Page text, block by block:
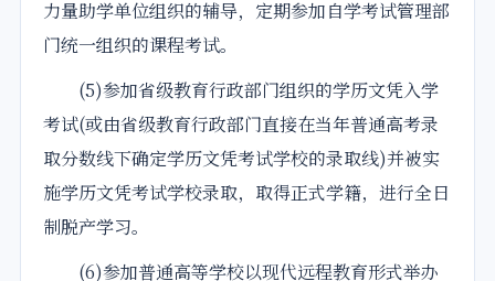
力量助学单位组织的辅导，定期参加自学考试管理部
门统一组织的课程考试。
(5)参加省级教育行政部门组织的学历文凭入学
考试(或由省级教育行政部门直接在当年普通高考录
取分数线下确定学历文凭考试学校的录取线)并被实
施学历文凭考试学校录取，取得正式学籍，进行全日
制脱产学习。
(6)参加普通高等学校以现代远程教育形式举办